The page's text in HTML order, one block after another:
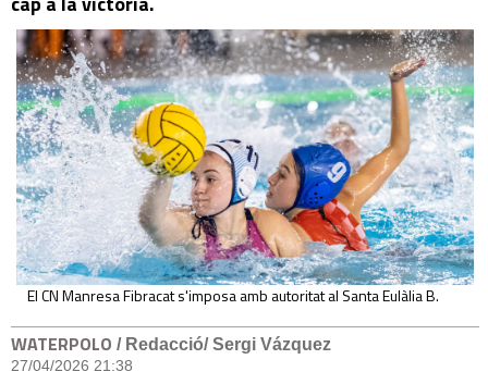
El CN Manresa Fibracat s'imposa amb autoritat al Santa Eulàlia B.
WATERPOLO / Redacció/ Sergi Vázquez
27/04/2026 21:38